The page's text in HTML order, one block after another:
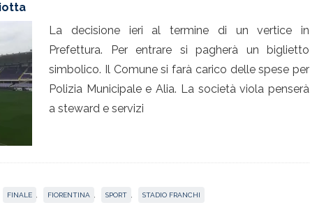
La decisione ieri al termine di un vertice in
Prefettura. Per entrare si pagherà un biglietto
simbolico. Il Comune si farà carico delle spese per
Polizia Municipale e Alia. La società viola penserà
a steward e servizi
FINALE FIORENTINA SPORT STADIO FRANCHI